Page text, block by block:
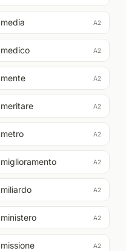
media A2
medico A2
mente A2
meritare A2
metro A2
miglioramento A2
miliardo A2
ministero A2
missione A2